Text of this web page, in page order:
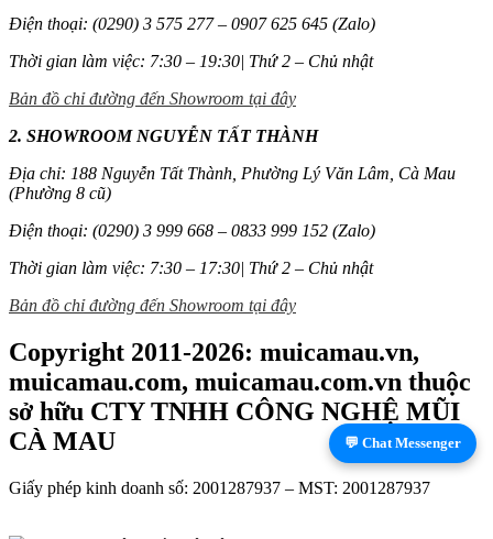
Điện thoại: (0290) 3 575 277 – 0907 625 645 (Zalo)
Thời gian làm việc: 7:30 – 19:30| Thứ 2 – Chủ nhật
Bản đồ chỉ đường đến Showroom tại đây
2. SHOWROOM NGUYỄN TẤT THÀNH
Địa chỉ: 188 Nguyễn Tất Thành, Phường Lý Văn Lâm, Cà Mau
(Phường 8 cũ)
Điện thoại: (0290) 3 999 668 – 0833 999 152 (Zalo)
Thời gian làm việc: 7:30 – 17:30| Thứ 2 – Chủ nhật
Bản đồ chỉ đường đến Showroom tại đây
Copyright 2011-2026: muicamau.vn,
muicamau.com, muicamau.com.vn thuộc
sở hữu CTY TNHH CÔNG NGHỆ MŨI
CÀ MAU
Giấy phép kinh doanh số: 2001287937 – MST: 2001287937
💬 Chat Messenger